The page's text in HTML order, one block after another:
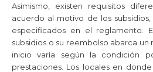
Asimismo, existen requisitos
acuerdo al motivo de los
especificados en el reglamento.
subsidios o su reembolso abarca un
inicio varía según la condición
prestaciones. Los locales en